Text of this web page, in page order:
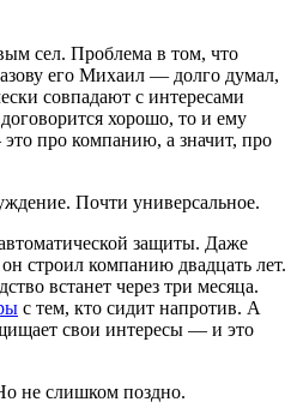
сел. Проблема в том, что
его Михаил — долго думал,
совпадают с интересами
хорошо, то и ему
про компанию, а значит, про
Почти универсальное.
защиты. Даже
строил компанию двадцать лет.
встанет через три месяца.
с тем, кто сидит напротив. А
свои интересы — и это
не слишком поздно.